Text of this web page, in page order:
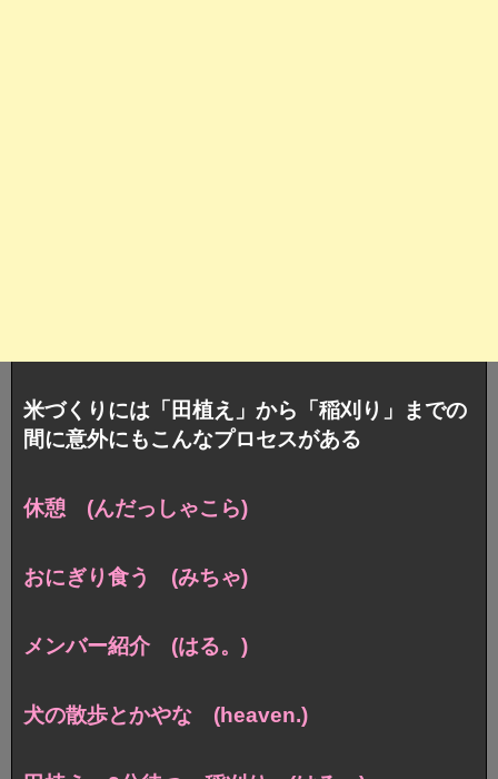
米づくりには「田植え」から「稲刈り」までの
間に意外にもこんなプロセスがある
休憩 (んだっしゃこら)
おにぎり食う (みちゃ)
メンバー紹介 (はる。)
犬の散歩とかやな (heaven.)